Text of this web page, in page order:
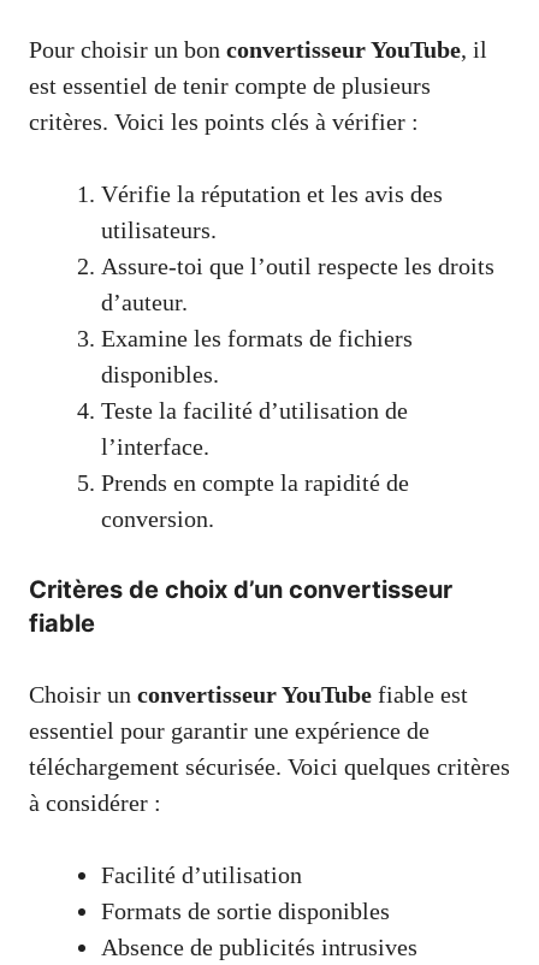
Pour choisir un bon convertisseur YouTube, il
est essentiel de tenir compte de plusieurs
critères. Voici les points clés à vérifier :
Vérifie la réputation et les avis des
utilisateurs.
Assure-toi que l’outil respecte les droits
d’auteur.
Examine les formats de fichiers
disponibles.
Teste la facilité d’utilisation de
l’interface.
Prends en compte la rapidité de
conversion.
Critères de choix d’un convertisseur
fiable
Choisir un convertisseur YouTube fiable est
essentiel pour garantir une expérience de
téléchargement sécurisée. Voici quelques critères
à considérer :
Facilité d’utilisation
Formats de sortie disponibles
Absence de publicités intrusives